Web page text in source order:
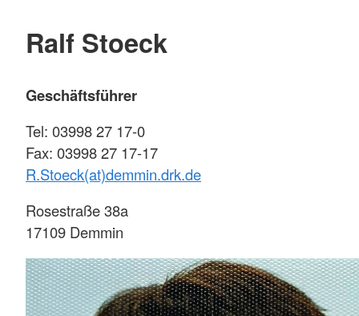
Ralf Stoeck
Geschäftsführer
Tel: 03998 27 17-0
Fax: 03998 27 17-17
R.Stoeck(at)demmin.drk.de
Rosestraße 38a
17109 Demmin